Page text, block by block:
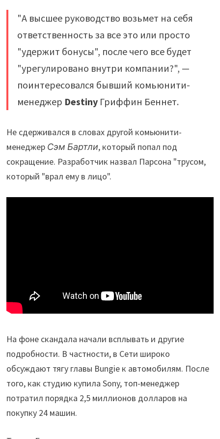
"А высшее руководство возьмет на себя
ответственность за все это или просто
"удержит бонусы", после чего все будет
"урегулировано внутри компании?", —
поинтересовался бывший комьюнити-
менеджер Destiny Гриффин Беннет.
Не сдерживался в словах другой комьюнити-
менеджер Сэм Бартли, который попал под
сокращение. Разработчик назвал Парсона "трусом,
который "врал ему в лицо".
На фоне скандала начали всплывать и другие
подробности. В частности, в Сети широко
обсуждают тягу главы Bungie к автомобилям. После
того, как студию купила Sony, топ-менеджер
потратил порядка 2,5 миллионов долларов на
покупку 24 машин.